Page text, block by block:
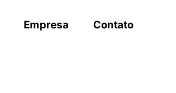
Empresa Contato